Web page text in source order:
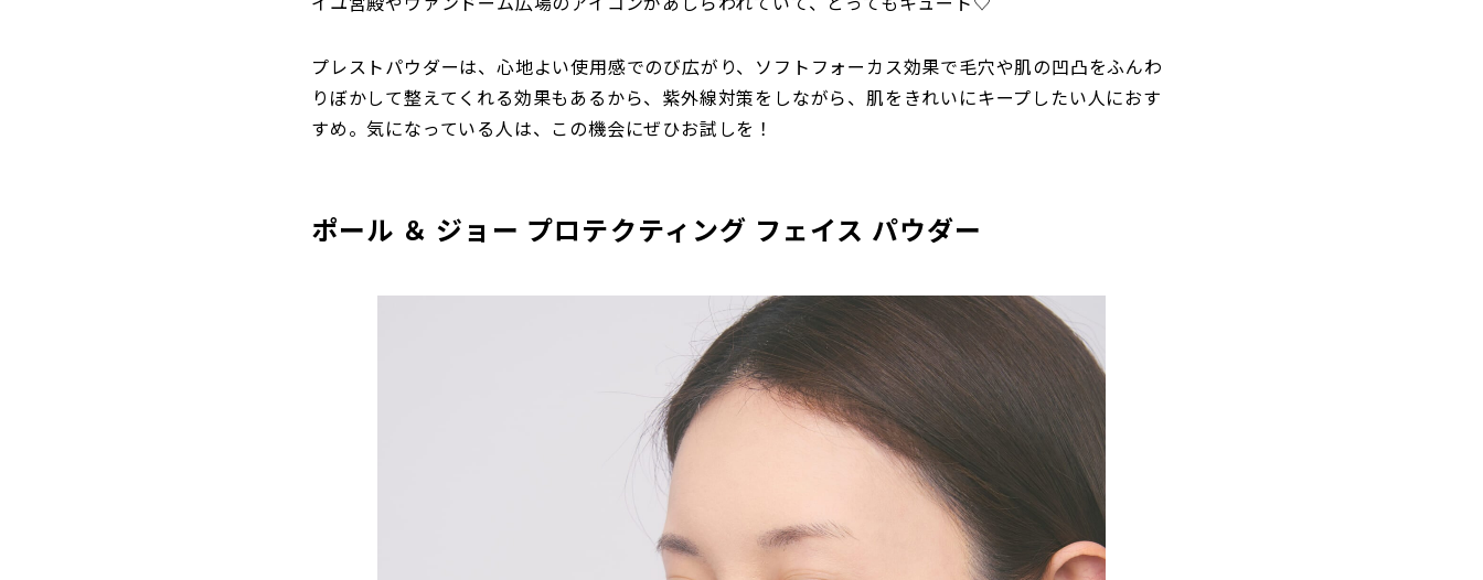
プレストパウダーは、心地よい使用感でのび広がり、ソフトフォーカス効果で毛穴や肌の凹凸をふんわ
りぼかして整えてくれる効果もあるから、紫外線対策をしながら、肌をきれいにキープしたい人におす
すめ。気になっている人は、この機会にぜひお試しを！
ポール ＆ ジョー プロテクティング フェイス パウダー